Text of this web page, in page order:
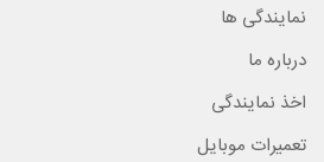
نمایندگی ها
درباره ما
اخذ نمایندگی
تعمیرات موبایل